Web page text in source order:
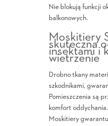
Nie blokują funkcji
balkonowych.
Moskitiery
skuteczna
insektami i
wietrzenie
Drobno tkany
szkodnikami,
Pomieszczenia są
komfort oddychania.
Moskitiery